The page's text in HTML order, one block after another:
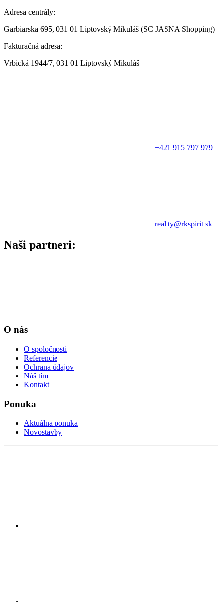
Adresa centrály:
Garbiarska 695, 031 01 Liptovský Mikuláš (SC JASNA Shopping)
Fakturačná adresa:
Vrbická 1944/7, 031 01 Liptovský Mikuláš
+421 915 797 979
reality@rkspirit.sk
Naši partneri:
O nás
O spoločnosti
Referencie
Ochrana údajov
Náš tím
Kontakt
Ponuka
Aktuálna ponuka
Novostavby